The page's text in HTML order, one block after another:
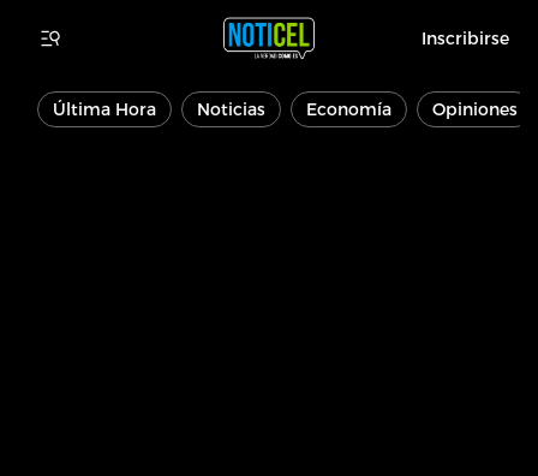
Inscribirse
Última Hora Noticias Economía Opiniones